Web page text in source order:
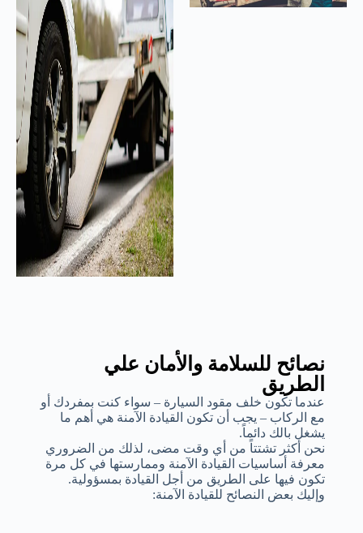
نصائح للسلامة والأمان علي
الطريق
عندما تكون خلف مقود السيارة – سواء كنت بمفردك أو
مع الركاب – يجب أن تكون القيادة الآمنة هي أهم ما
يشغل بالك دائماً.
نحن أكثر تشتتاً من أي وقت مضى، لذلك من الضروري
معرفة أساسيات القيادة الآمنة وممارستها في كل مرة
تكون فيها على الطريق من أجل القيادة بمسؤولية.
وإليك بعض النصائح للقيادة الآمنة: